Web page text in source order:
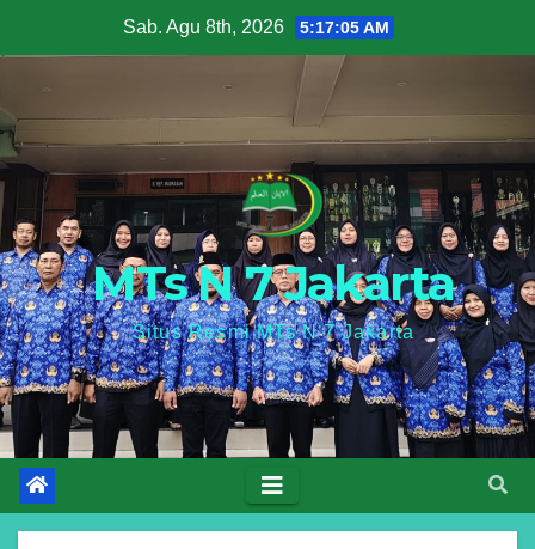
to
Sab. Agu 8th, 2026 5:17:06 AM
MTs N 7 Jakarta
Situs Resmi MTs N 7 Jakarta